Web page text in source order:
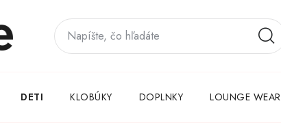
DETI KLOBÚKY DOPLNKY LOUNGE WEAR